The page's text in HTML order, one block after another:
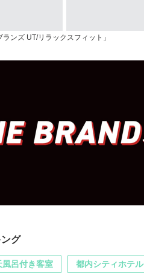
ンズ UT/リラックスフィット」
グ
風呂付き客室 都内シティホテル